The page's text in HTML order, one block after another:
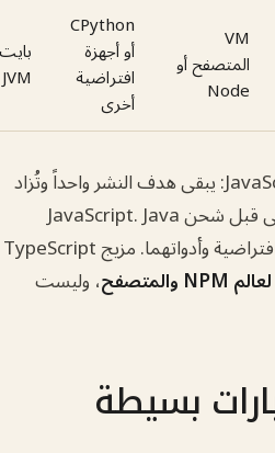
أو
CPython
أو أجهزة
افتراضية
بايت كود
JVM
TypeScript على منصّة JavaScript: يبقى هدف النشر واحداً وتُزاد
خطوة فحص وصياغة أنواع أغنى قبل شحن JavaScript. Java
وPython تتفوقان على أجهزة افتراضية وأدواتهما. مزيج TypeScript
، وليست